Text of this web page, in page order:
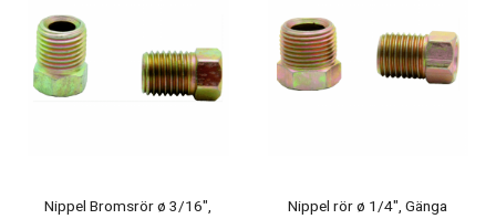
Nippel Bromsrör ø 3/16",
Nippel rör ø 1/4", Gänga